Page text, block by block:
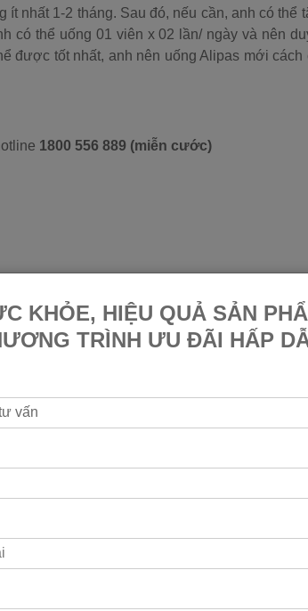
nhất 1-2 tháng. Sau đó, nếu cần, anh có thể
có thể uống 01 viên x 02 lần/ ngày và nên
được tốt nhất, anh nên uống Alipas mới cách
1800 556 889 (miễn cước)
KHỎE, HIỆU QUẢ SẢN
TRÌNH ƯU ĐÃI HẤP